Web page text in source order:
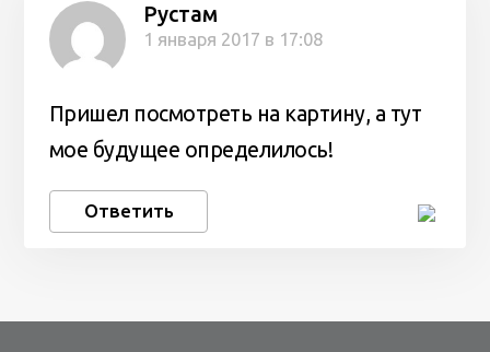
Рустам
1 января 2017 в 17:08
Пришел посмотреть на картину, а тут
мое будущее определилось!
Ответить